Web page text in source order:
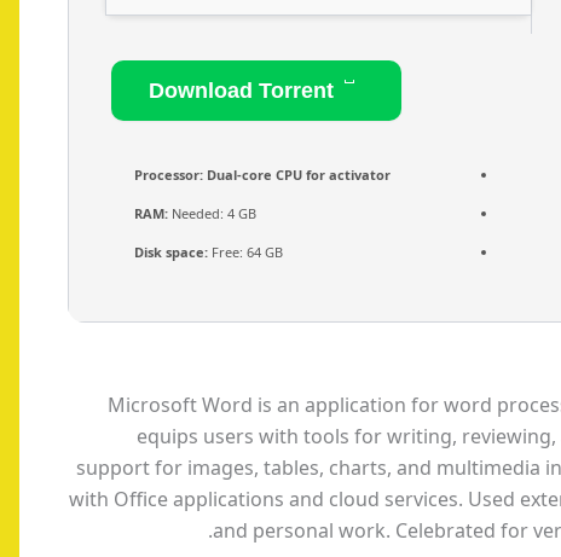
Processor: Dual-core CPU for activator
RAM: Needed: 4 GB
Disk space: Free: 64 GB
Microsoft Word is an application for word
equips users with tools for writing,
support for images, tables, charts, and multimedia
with Office applications and cloud services. Used
and personal work. Celebrated for